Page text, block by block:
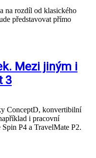
na rozdíl od klasického
představovat přímo
Mezi jiným i
3
ConceptD, konvertibilní
i pracovní
P4 a TravelMate P2.